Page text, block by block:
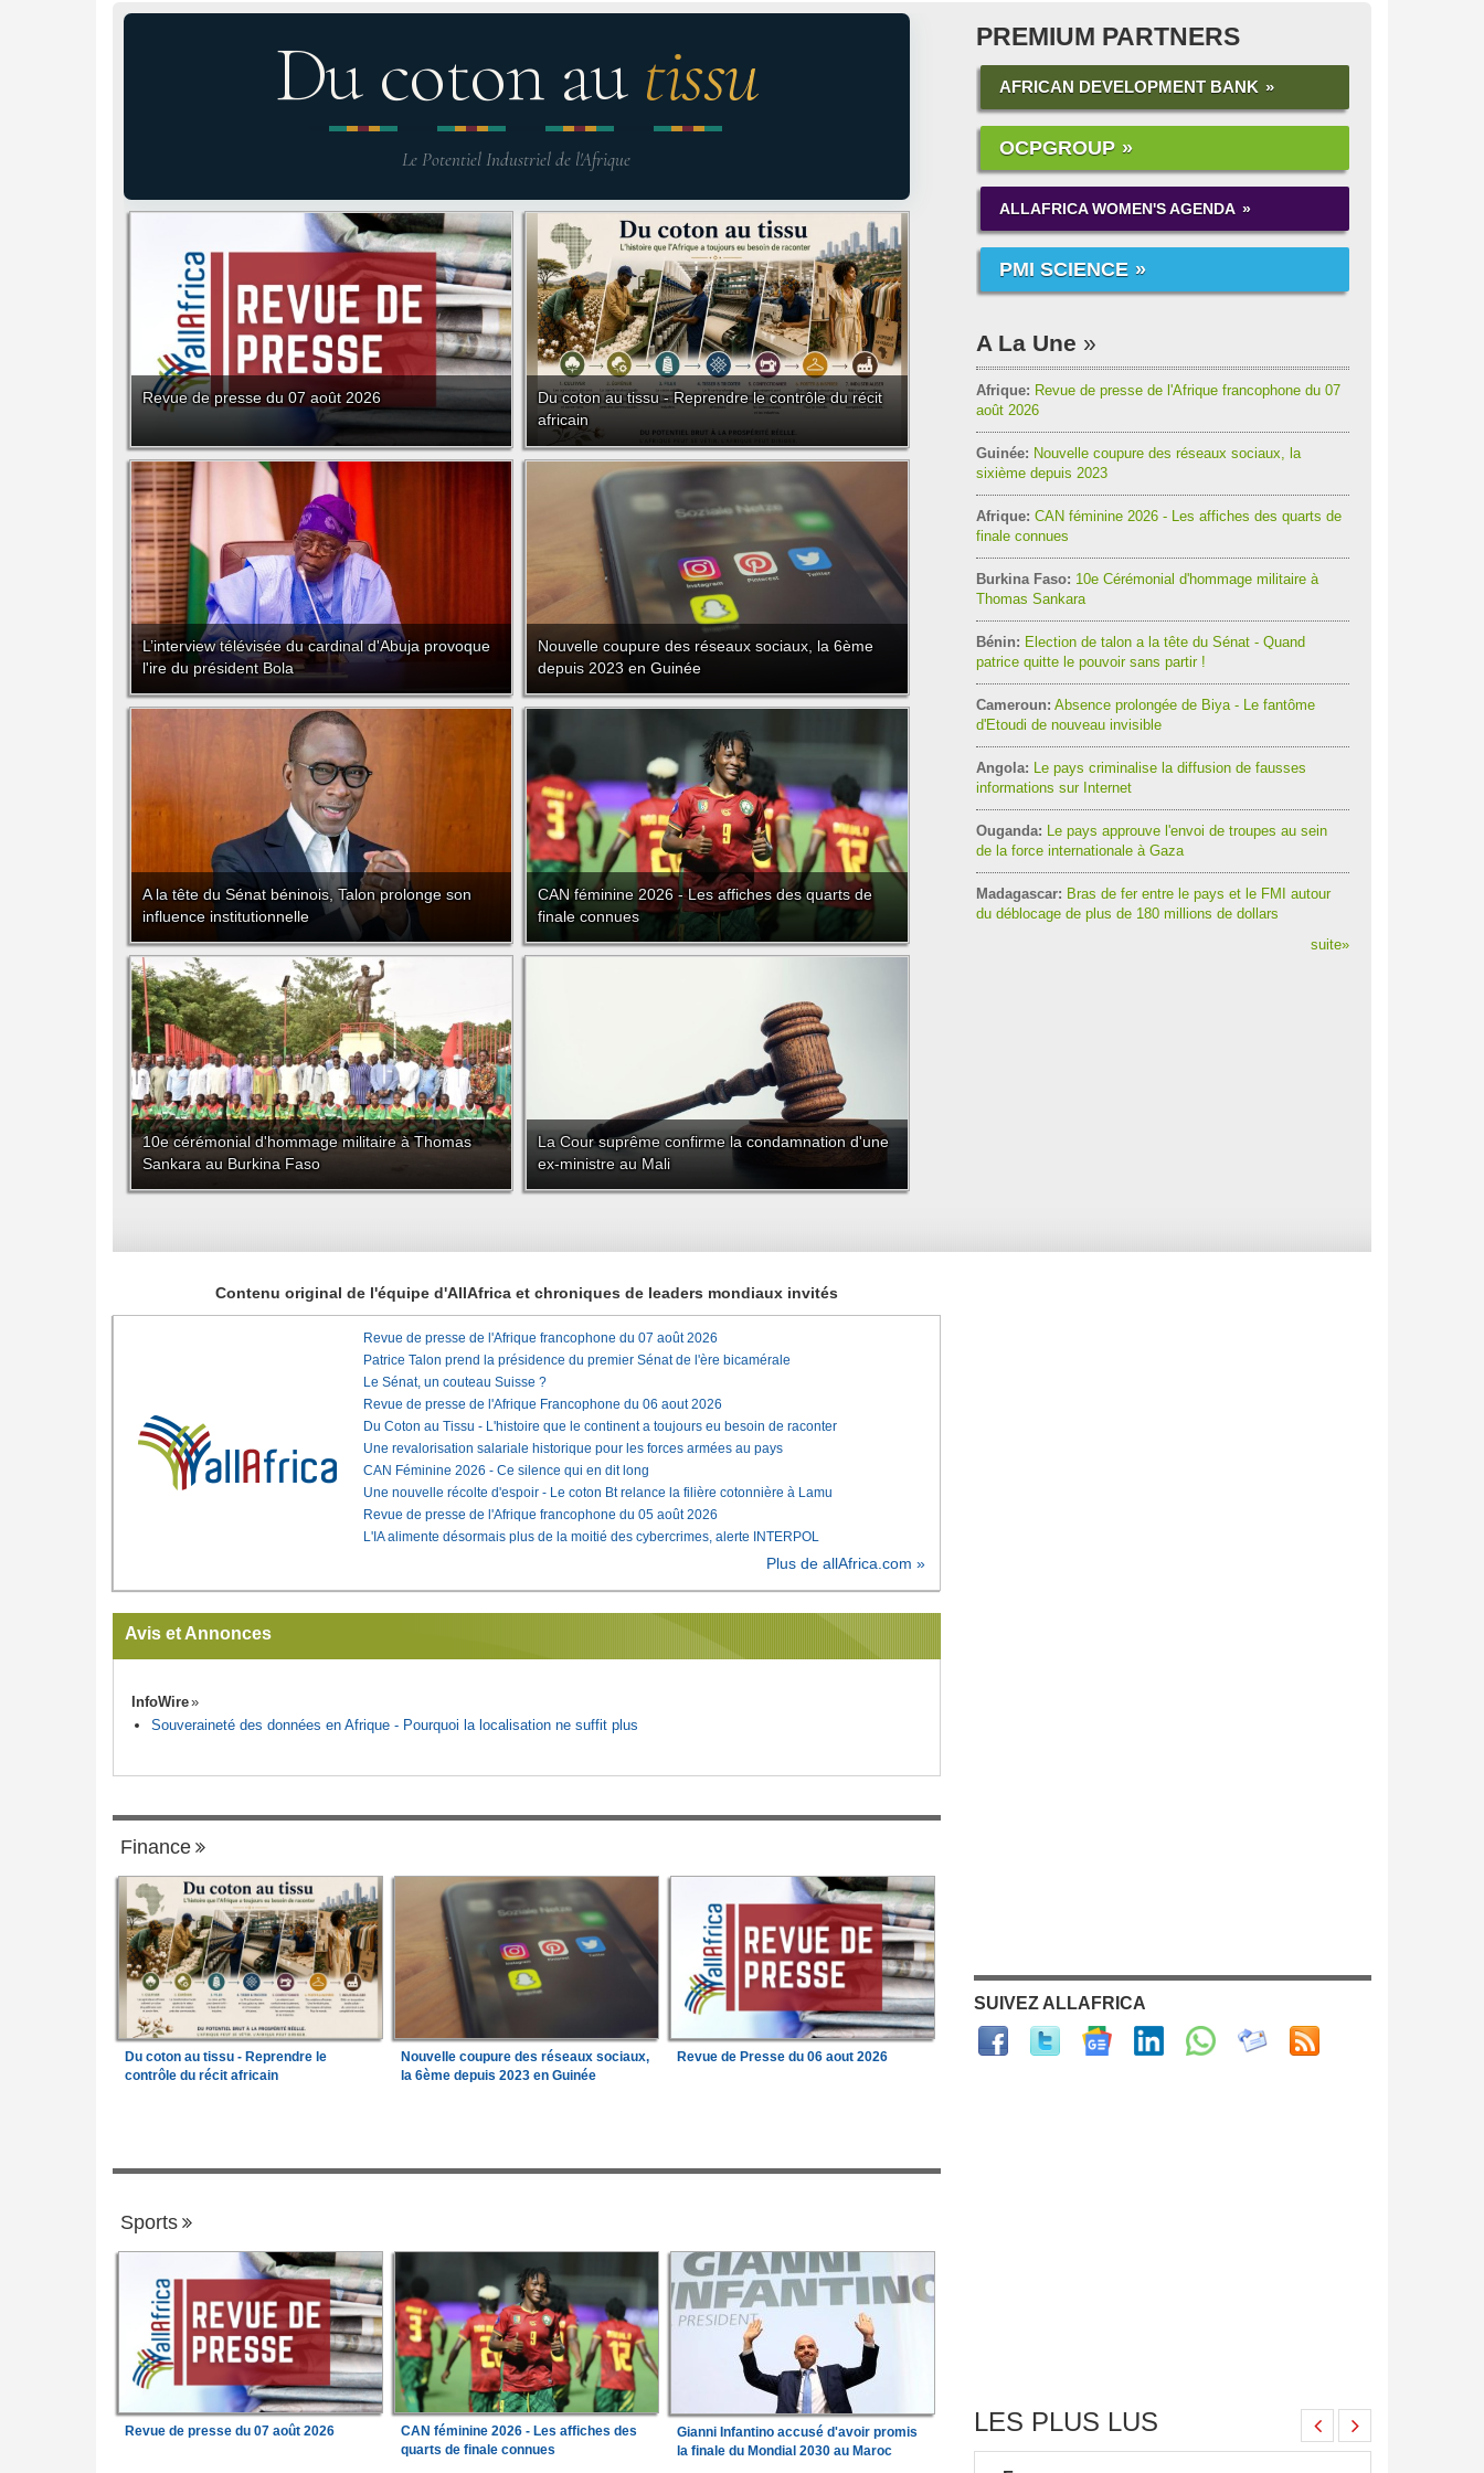
Du coton au tissu
Le Potentiel Industriel de l'Afrique
Revue de presse du 07 août 2026
Du coton au tissu - Reprendre le contrôle du récit
africain
L’interview télévisée du cardinal d'Abuja provoque
l'ire du président Bola
Nouvelle coupure des réseaux sociaux, la 6ème
depuis 2023 en Guinée
A la tête du Sénat béninois, Talon prolonge son
influence institutionnelle
CAN féminine 2026 - Les affiches des quarts de
finale connues
10e cérémonial d'hommage militaire à Thomas
Sankara au Burkina Faso
La Cour suprême confirme la condamnation d'une
ex-ministre au Mali
PREMIUM PARTNERS
AFRICAN DEVELOPMENT BANK
OCPGROUP
ALLAFRICA WOMEN'S AGENDA
PMI SCIENCE
A La Une
Afrique: Revue de presse de l'Afrique francophone du 07
août 2026
Guinée: Nouvelle coupure des réseaux sociaux, la
sixième depuis 2023
Afrique: CAN féminine 2026 - Les affiches des quarts de
finale connues
Burkina Faso: 10e Cérémonial d'hommage militaire à
Thomas Sankara
Bénin: Election de talon a la tête du Sénat - Quand
patrice quitte le pouvoir sans partir !
Cameroun: Absence prolongée de Biya - Le fantôme
d'Etoudi de nouveau invisible
Angola: Le pays criminalise la diffusion de fausses
informations sur Internet
Ouganda: Le pays approuve l'envoi de troupes au sein
de la force internationale à Gaza
Madagascar: Bras de fer entre le pays et le FMI autour
du déblocage de plus de 180 millions de dollars
suite»
Contenu original de l'équipe d'AllAfrica et chroniques de leaders mondiaux invités
Revue de presse de l'Afrique francophone du 07 août 2026
Patrice Talon prend la présidence du premier Sénat de l'ère bicamérale
Le Sénat, un couteau Suisse ?
Revue de presse de l'Afrique Francophone du 06 aout 2026
Du Coton au Tissu - L'histoire que le continent a toujours eu besoin de raconter
Une revalorisation salariale historique pour les forces armées au pays
CAN Féminine 2026 - Ce silence qui en dit long
Une nouvelle récolte d'espoir - Le coton Bt relance la filière cotonnière à Lamu
Revue de presse de l'Afrique francophone du 05 août 2026
L'IA alimente désormais plus de la moitié des cybercrimes, alerte INTERPOL
Plus de allAfrica.com »
Avis et Annonces
InfoWire
Souveraineté des données en Afrique - Pourquoi la localisation ne suffit plus
Finance
Du coton au tissu - Reprendre le
contrôle du récit africain
Nouvelle coupure des réseaux sociaux,
la 6ème depuis 2023 en Guinée
Revue de Presse du 06 aout 2026
Sports
Revue de presse du 07 août 2026
CAN féminine 2026 - Les affiches des
quarts de finale connues
Gianni Infantino accusé d'avoir promis
la finale du Mondial 2030 au Maroc
SUIVEZ ALLAFRICA
LES PLUS LUS